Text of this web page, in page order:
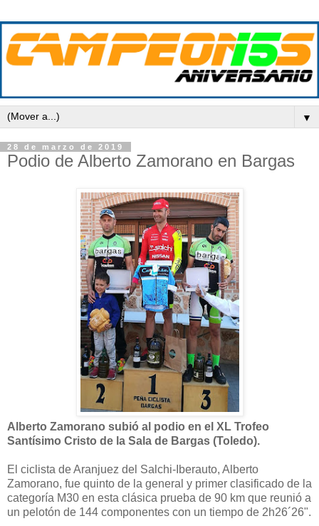
▼
28 de marzo de 2019
Podio de Alberto Zamorano en Bargas
Alberto Zamorano subió al podio en el XL Trofeo
Santísimo Cristo de la Sala de Bargas (Toledo).
El ciclista de Aranjuez del Salchi-Iberauto, Alberto
Zamorano, fue quinto de la general y primer clasificado de la
categoría M30 en esta clásica prueba de 90 km que reunió a
un pelotón de 144 componentes con un tiempo de 2h26´26".